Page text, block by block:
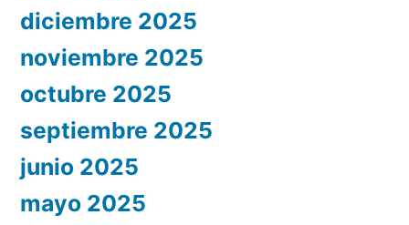
diciembre 2025
noviembre 2025
octubre 2025
septiembre 2025
junio 2025
mayo 2025